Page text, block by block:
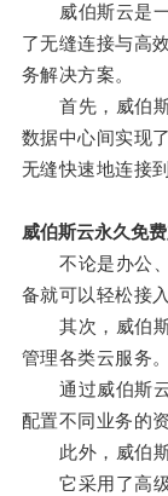
威伯斯云是一
了无缝连接与高
务解决方案。
首先，威伯斯
数据中心间实现
无缝快速地连接
威伯斯云永久免
不论是办公、
备就可以轻松接
其次，威伯斯
管理各类云服务。
通过威伯斯云
配置不同业务的
此外，威伯斯
它采用了高级